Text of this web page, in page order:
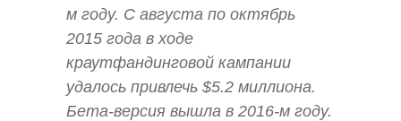
м году. С августа по октябрь
2015 года в ходе
краутфандинговой кампании
удалось привлечь $5.2 миллиона.
Бета-версия вышла в 2016-м году.